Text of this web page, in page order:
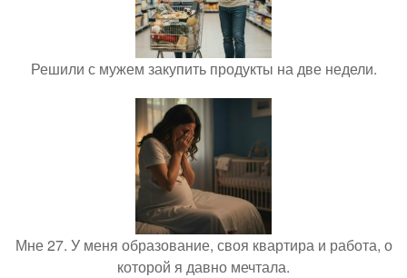
Решили с мужем закупить продукты на две недели.
Мне 27. У меня образование, своя квартира и работа, о
которой я давно мечтала.